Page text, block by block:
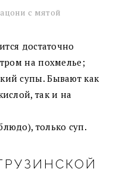
с мятой
достаточно
на похмелье;
супы. Бывают как
так и на
только суп.